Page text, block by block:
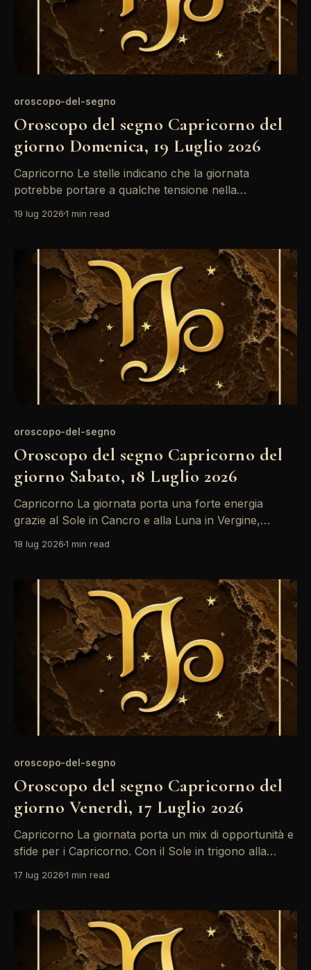
oroscopo-del-segno
Oroscopo del segno Capricorno del
giorno Domenica, 19 Luglio 2026
Capricorno Le stelle indicano che la giornata
potrebbe portare a qualche tensione nella
dell'opposizione tra Sole e Mercurio. È importante
emozioni. La presenza di Venere in trigono con il
Sole offre però momenti di dolcezza e
19 lug 20261 min read
oroscopo-del-segno
Oroscopo del segno Capricorno del
giorno Sabato, 18 Luglio 2026
Capricorno La giornata porta una forte energia
grazie al Sole in Cancro e alla Luna in Vergine,
riflettere sulle tue emozioni e di mettere in ordine le
attenzione alla retrogradazione di Mercurio:
potrebbero sorgere malintesi che
18 lug 20261 min read
oroscopo-del-segno
Oroscopo del segno Capricorno del
giorno Venerdì, 17 Luglio 2026
Capricorno La giornata porta un mix di opportunità e
sfide per i Capricorno. Con il Sole in trigono alla
relazioni, ma attenzione all'opposizione tra Sole e
di ascoltare attentamente e comunicare chiaramente.
17 lug 20261 min read